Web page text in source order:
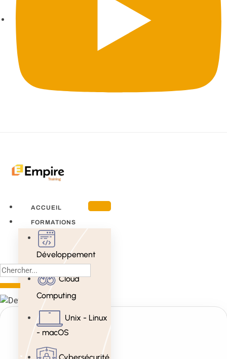
ACCUEIL
FORMATIONS
Développement
Cloud
Computing
Unix - Linux
- macOS